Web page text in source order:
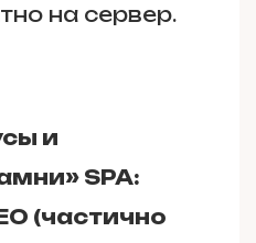
на сервер.
и
SPA:
(частично